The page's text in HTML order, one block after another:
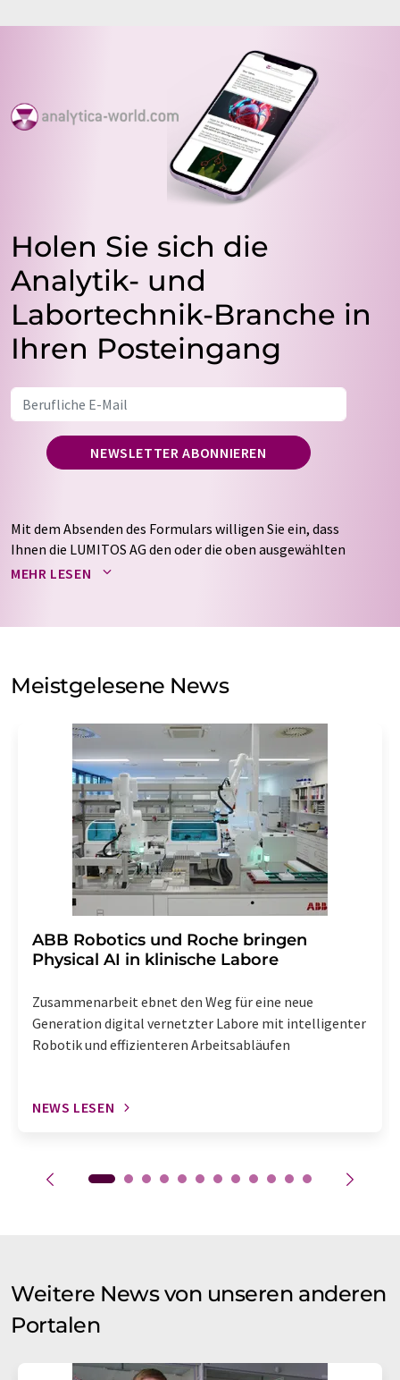
Holen Sie sich die
Analytik- und
Labortechnik-Branche in
Ihren Posteingang
NEWSLETTER ABONNIEREN
Mit dem Absenden des Formulars willigen Sie ein, dass
Ihnen die LUMITOS AG den oder die oben ausgewählten
Newsletter per E-Mail zusendet. Ihre Daten werden
auf Basis unsererDatenschutzerklärung. LUMITOS darf
Meinungsforschung per E-Mail kontaktieren. Ihre
Einwilligung können Sie jederzeit ohne Angabe von
Str. 2, 12489 Berlin oder per E-Mail unter
widerruf@lumitos.commit Wirkung für die Zukunft
widerrufen. Zudem ist in jeder E-Mail ein Link zur
Abbestellung des entsprechenden Newsletters
enthalten.
MEHR LESEN
Meistgelesene News
​​​​​​​ABB Robotics und Roche bringen
Physical AI in klinische Labore
Zusammenarbeit ebnet den Weg für eine neue
Generation digital vernetzter Labore mit intelligenter
Robotik und effizienteren Arbeitsabläufen
NEWS LESEN
Weitere News von unseren anderen
Portalen